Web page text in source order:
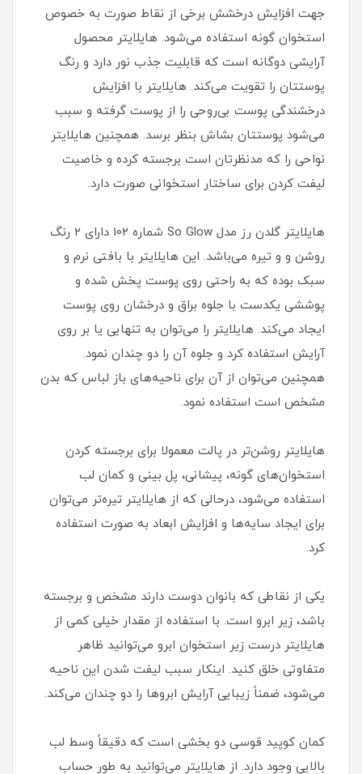
جهت افزایش درخشش برخی از نقاط صورت به خصوص
استخوان گونه استفاده می‌شود. هایلایتر محصول
آرایشی دوگانه است که قابلیت جذب نور دارد و رنگ
پوستتان را تقویت می‌کند. هایلایتر با افزایش
درخشندگی پوست بی‌روحی را از پوست گرفته و سبب
می‌شود پوستتان بشاش بنظر برسد. همچنین هایلایتر
نواحی را که مدنظرتان است برجسته کرده و خاصیت
لیفت کردن برای ساختار استخوانی صورت دارد.
هایلایتر گلدن رز مدل So Glow شماره 102 دارای 2 رنگ
روشن و و تیره می‌باشد. این هایلایتر با بافتی نرم و
سبک بوده که به راحتی روی پوست پخش شده و
پوششی یکدست با جلوه براق و درخشان روی پوست
ایجاد می‌کند. هایلایتر را می‌توان به تنهایی یا بر روی
آرایش استفاده کرد و جلوه آن را دو چندان نمود.
همچنین می‌توان از آن برای ناحیه‌های باز لباس که بدن
مشخص است استفاده نمود.
هایلایتر روشن‌تر در پالت معمولا برای برجسته کردن
استخوان‌های گونه، پیشانی، پل بینی و کمان لب
استفاده می‌شود، درحالی که از هایلایتر تیره‌تر می‌توان
برای ایجاد سایه‌ها و افزایش ابعاد به صورت استفاده
کرد.
یکی از نقاطی که بانوان دوست دارند مشخص و برجسته
باشد، زیر ابرو است. با استفاده از مقدار خیلی کمی از
هایلایتر درست زیر استخوان ابرو می‌توانید ظاهر
متفاوتی خلق کنید. اینکار سبب لیفت شدن این ناحیه
می‌شود، ضمناً زیبایی آرایش ابروها را دو چندان می‌کند.
کمان کوپید قوسی دو بخشی است که دقیقاً وسط لب
بالایی وجود دارد. از هایلایتر می‌توانید به طور حساب